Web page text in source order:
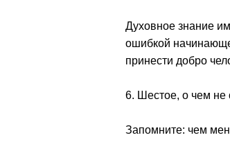
Духовное знание
ошибкой
принести добро
6. Шестое, о чем не
Запомните: чем